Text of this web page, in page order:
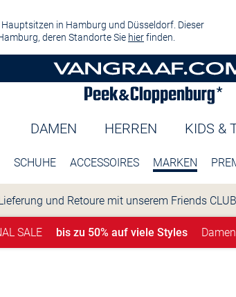
in Hamburg und Düsseldorf. Dieser
deren Standorte Sie hierfinden.
DAMEN HERREN KIDS &
SCHUHE ACCESSOIRES MARKEN
und Retoure mit unserem Friends CLUB
SALE bis zu 50% auf viele Styles Damen